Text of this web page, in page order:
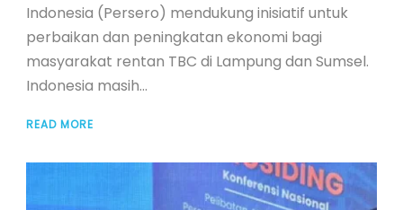
Indonesia (Persero) mendukung inisiatif untuk
perbaikan dan peningkatan ekonomi bagi
masyarakat rentan TBC di Lampung dan Sumsel.
Indonesia masih...
READ MORE